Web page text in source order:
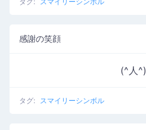
感謝の笑顔
(^人^)
タグ: スマイリーシンボル